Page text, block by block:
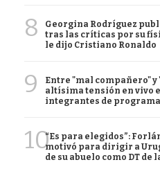
8
Georgina Rodríguez
tras las críticas por su
le dijo Cristiano Ronaldo
9
Entre "mal compañero"
altísima tensión en vivo
integrantes de
10“Es para elegidos”:
motivó para dirigir a
de su abuelo como DT de